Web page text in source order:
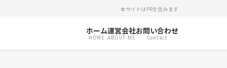
本サイトはPRを含みます
ホーム
HOME
運営会社
ABOUT ME
お問い合わせ
Contact